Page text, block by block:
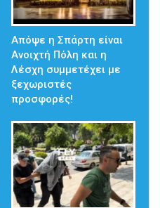
Απόψε η Σπάρτη είναι
Ανοιχτή Πόλη και η
Λέσχη συμμετέχει με
ξεχωριστές
προσφορές!